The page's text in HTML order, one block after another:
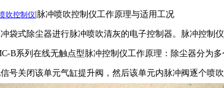
吹控制仪 脉冲喷吹控制仪工作原理与适用工况
袋式除尘器进行脉冲喷吹清灰的电子控制器。脉冲控制
B系列在线无触点型脉冲控制仪工作原理：除尘器分为
号关闭该单元气缸提升阀，然后该单元内脉冲阀逐个喷